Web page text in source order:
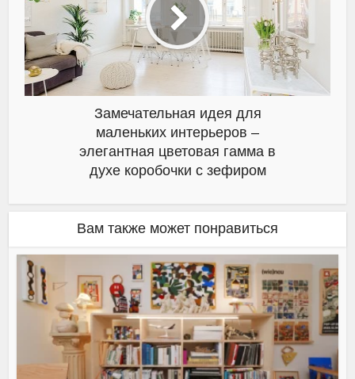
Замечательная идея для
маленьких интерьеров –
элегантная цветовая гамма в
духе коробочки с зефиром
Вам также может понравиться